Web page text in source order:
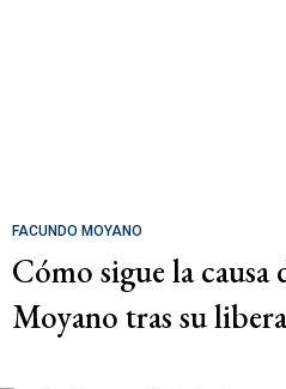
FACUNDO MOYANO
Cómo sigue la causa
Moyano tras su